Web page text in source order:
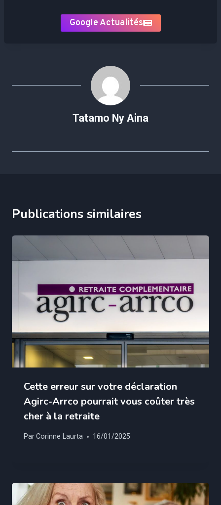
Google Actualités
Tatamo Ny Aina
Publications similaires
Cette erreur sur votre déclaration
Agirc-Arrco pourrait vous coûter très
cher à la retraite
ParCorinne Laurta 16/01/2025